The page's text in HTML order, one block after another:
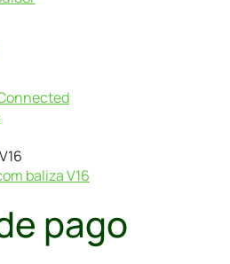
baliza V16
pago